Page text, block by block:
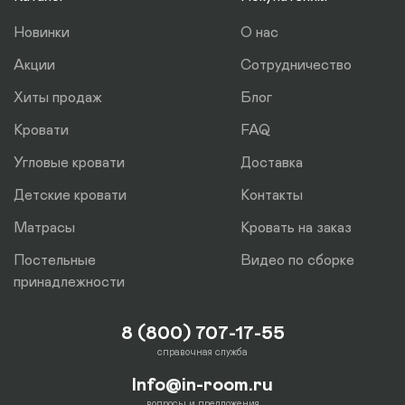
Новинки
Акции
Хиты продаж
Кровати
Угловые кровати
Детские кровати
Матрасы
Постельные
принадлежности
О нас
Сотрудничество
Блог
FAQ
Доставка
Контакты
Кровать на заказ
Видео по сборке
8 (800) 707-17-55
справочная служба
Info@in-room.ru